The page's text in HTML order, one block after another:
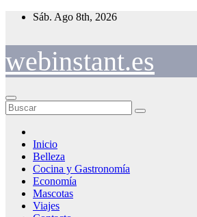
Saltar
Sáb. Ago 8th, 2026
webinstant.es
Inicio
Belleza
Cocina y Gastronomía
Economía
Mascotas
Viajes